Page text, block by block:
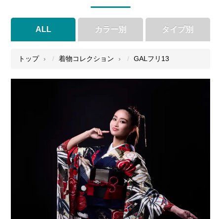
ALL カラー別
● ● ● ●
● ● ● ●
タイプ別
トップ 着物コレクション GALフリ13